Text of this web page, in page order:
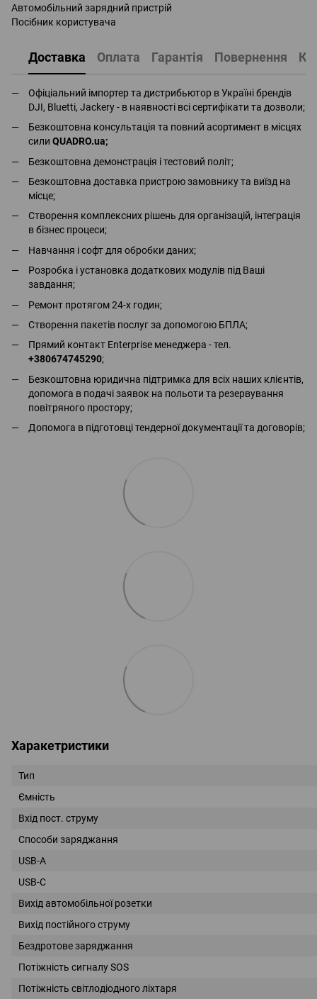
Автомобільний зарядний пристрій
Посібник користувача
Доставка Оплата Гарантія Повернення
Офіціальний імпортер та дистрибьютор в Україні брендів
DJI, Bluetti, Jackery - в наявності всі сертифікати та дозволи;
Безкоштовна консультація та повний асортимент в місцях
сили QUADRO.ua;
Безкоштовна демонстрація і тестовий політ;
Безкоштовна доставка пристрою замовнику та виїзд на
місце;
Створення комплексних рішень для організацій, інтеграція
в бізнес процеси;
Навчання і софт для обробки даних;
Розробка і установка додаткових модулів під Ваші
завдання;
Ремонт протягом 24-х годин;
Створення пакетів послуг за допомогою БПЛА;
Прямий контакт Enterprise менеджера - тел.
+380674745290;
Безкоштовна юридична підтримка для всіх наших клієнтів,
допомога в подачі заявок на польоти та резервування
повітряного простору;
Допомога в підготовці тендерної документації та договорів;
Харакетристики
Тип
Ємність
Вхід пост. струму
Способи заряджання
USB-A
USB-C
Вихід автомобільної розетки
Вихід постійного струму
Бездротове заряджання
Потіжність сигналу SOS
Потіжність світлодіодного ліхтаря